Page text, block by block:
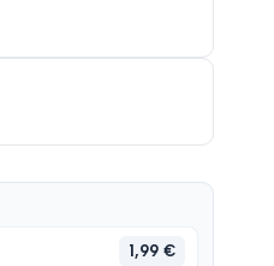
sąrašą
1,99 €